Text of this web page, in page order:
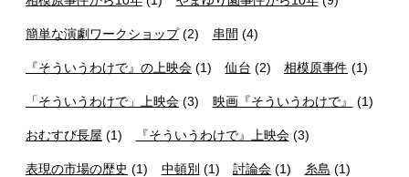
簡単な演劇ワークショップ(2) 串間 (4)
『そういうわけで』の上映会 (1) 仙台 (2) 相模原事件 (1)
「そういうわけで」上映会 (3) 映画『そういうわけで』 (1)
おむすび長屋 (1) 『そういうわけで』上映会(3)
表現の市場の歴史 (1) 中頓別 (1) 討論会 (1) 糸島 (1)